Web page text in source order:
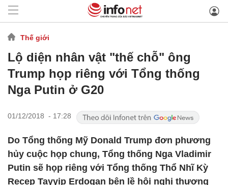
Thế giới
Lộ diện nhân vật "thế chỗ" ông
Trump họp riêng với Tổng thống
Nga Putin ở G20
01/12/2018 - 17:28
Do Tổng thống Mỹ Donald Trump đơn phương
hủy cuộc họp chung, Tổng thống Nga Vladimir
Putin sẽ họp riêng với Tổng thống Thổ Nhĩ Kỳ
Recep Tayyip Erdogan bên lề hội nghị thượng